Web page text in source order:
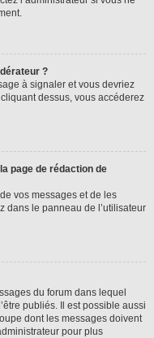
?
à signaler et vous devriez
dessus, vous accéderez
page de rédaction de
vos messages et de les
dans le panneau de l’utilisateur
du forum dans lequel
publiés. Il est possible aussi
dont les messages doivent
pour plus